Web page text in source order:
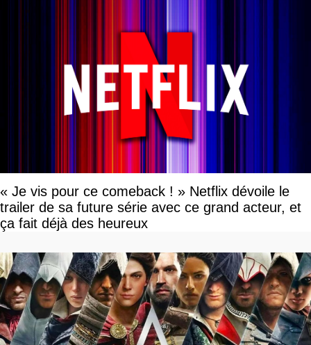
« Je vis pour ce comeback ! » Netflix dévoile le
trailer de sa future série avec ce grand acteur, et
ça fait déjà des heureux